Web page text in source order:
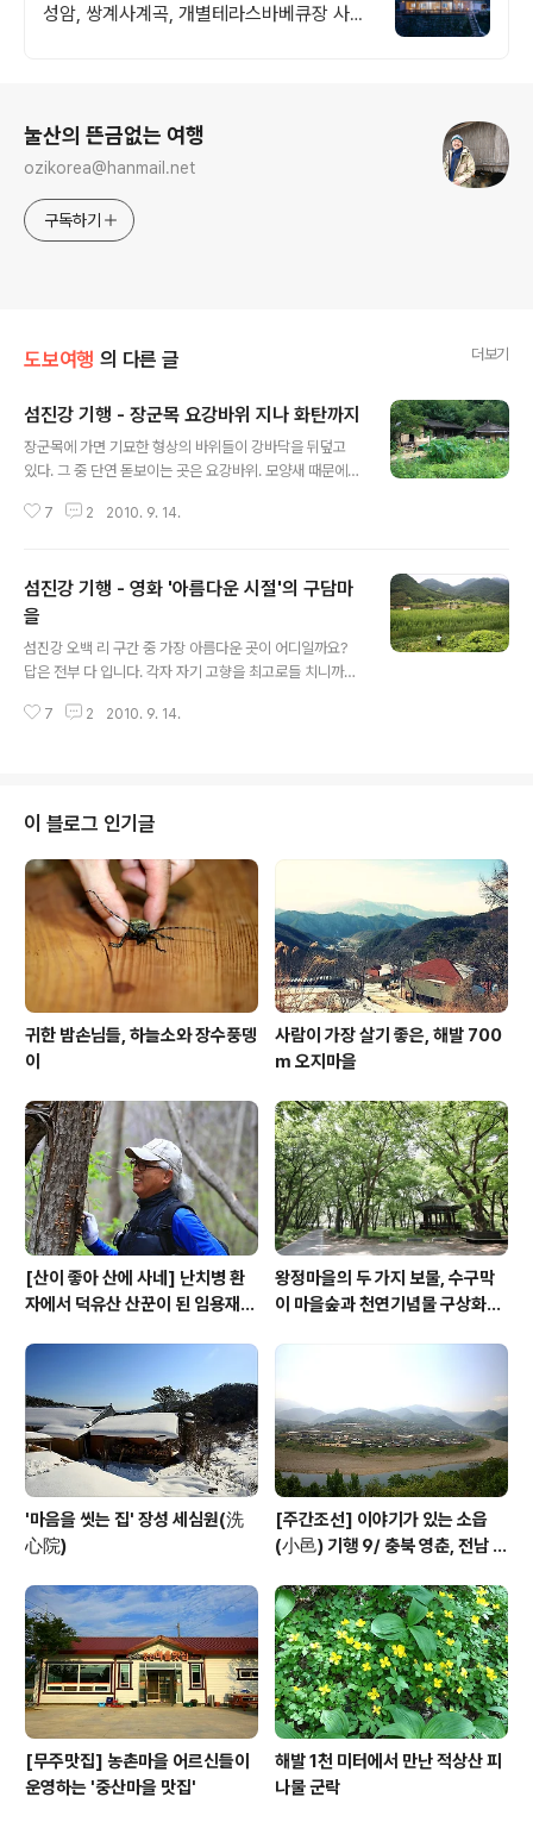
성암, 쌍계사계곡, 개별테라스바베큐장 사성
눌산의 뜬금없는 여행
ozikorea@hanmail.net
구독하기
도보여행 의 다른 글 더보기
섬진강 기행 - 장군목 요강바위 지나 화탄까지
장군목에 가면 기묘한 형상의 바위들이 강바닥을 뒤덮고
있다. 그 중 단연 돋보이는 곳은 요강바위. 모양새 때문에
임실군 덕치면 장산(진뫼)마을에서 천담마을과 구담마을을
이 걸을 수 있을 것 같다. 서정적인 풍경 가득한 마을과 마
을을 지나며 강은 넓어진다. 토란잎이냐 연잎이냐 설전을
벌인다. 답은 토란잎이다. 빈집의 주인 역시 토란잎이다. 장
군목 일대는 지난 여름 홍수로 큰 피해를 입었다. 농토가 물
에 잠기고 집 마당까지 물이 들어왔다. 나뭇가지에 걸린 쓰
레기 더미가 당시 상황을 짐작케 한다. 초록빛이 눈부시다.
7 2 2010. 9. 14.
섬진강 기행 - 영화 '아름다운 시절'의 구담마
을
섬진강 오백 리 구간 중 가장 아름다운 곳이 어디일까요?
답은 전부 다 입니다. 각자 자기 고향을 최고로들 치니까요.
눌산은 눌산의 고향인 기차마을 강 건너 길을 최고로 꼽았
고 싶다는 생각이 들기도 합니다. 고구마 줄기를 따는 아주
머니를 만났습니다. 10여 년 전 구담마을로 귀농하신 분입
니다. 올해는 비가 너무와 농사도 그렇고, 홍수 피해까지 겹
쳤다고 합니다. 전라도에서는 여름이면 고구마 줄기로 김
치를 담그기도 합니다. 여름 별미지요. 구담마을 명물 마을
숲에서 바라 본 풍경입니..
7 2 2010. 9. 14.
이 블로그 인기글
귀한 밤손님들, 하늘소와 장수풍뎅
이
사람이 가장 살기 좋은, 해발 700
m 오지마을
[산이 좋아 산에 사네] 난치병 환
자에서 덕유산 산꾼이 된 임용재
왕정마을의 두 가지 보물, 수구막
이 마을숲과 천연기념물 구상화강
'마음을 씻는 집' 장성 세심원(洗
心院)
[주간조선] 이야기가 있는 소읍
(小邑) 기행 9/ 충북 영춘, 전남 곡
[무주맛집] 농촌마을 어르신들이
운영하는 '중산마을 맛집'
해발 1천 미터에서 만난 적상산 피
나물 군락